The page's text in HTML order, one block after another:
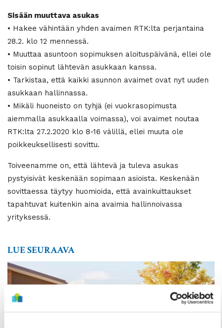
Sisään muuttava asukas
• Hakee vähintään yhden avaimen RTK:lta perjantaina
28.2. klo 12 mennessä.
• Muuttaa asuntoon sopimuksen aloituspäivänä, ellei ole
toisin sopinut lähtevän asukkaan kanssa.
• Tarkistaa, että kaikki asunnon avaimet ovat nyt uuden
asukkaan hallinnassa.
• Mikäli huoneisto on tyhjä (ei vuokrasopimusta
aiemmalla asukkaalla voimassa), voi avaimet noutaa
RTK:lta 27.2.2020 klo 8-16 välillä, ellei muuta ole
poikkeuksellisesti sovittu.
Toiveenamme on, että lähtevä ja tuleva asukas
pystyisivät keskenään sopimaan asioista. Keskenään
sovittaessa täytyy huomioida, että avainkuittaukset
tapahtuvat kuitenkin aina avaimia hallinnoivassa
yrityksessä.
LUE SEURAAVA